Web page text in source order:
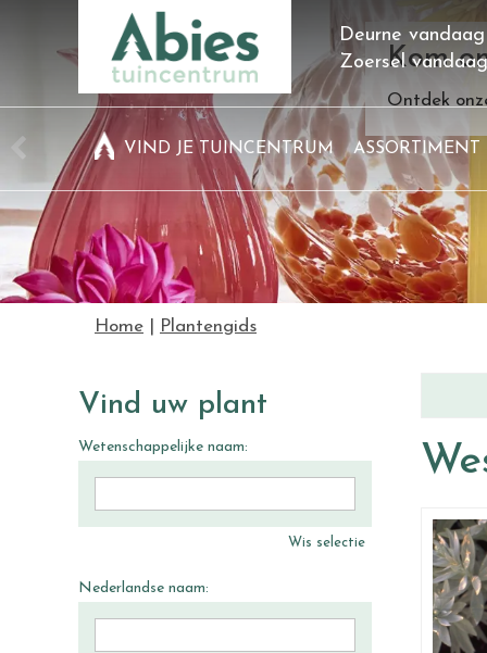
Kom
Ontdek
Home Plantengids
Deurne
Zoersel
VIND JE TUINCENTRUM ASSORTIMENT
Vind uw plant
Wetenschappelijke naam:
Wis selectie
Nederlandse naam: